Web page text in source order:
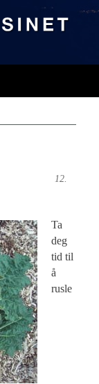
12.
Ta
deg
tid til
å
rusle